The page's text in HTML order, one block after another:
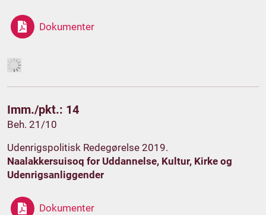
Dokumenter
Imm./pkt.: 14
Beh. 21/10
Udenrigspolitisk Redegørelse 2019.
Naalakkersuisoq for Uddannelse, Kultur, Kirke og
Udenrigsanliggender
Dokumenter